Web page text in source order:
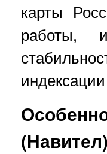
карты
работы,